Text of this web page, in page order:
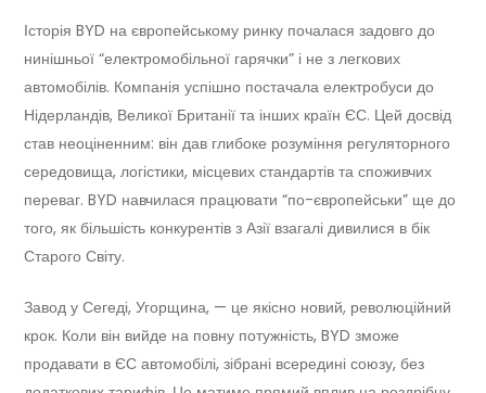
Історія BYD на європейському ринку почалася задовго до
нинішньої “електромобільної гарячки” і не з легкових
автомобілів. Компанія успішно постачала електробуси до
Нідерландів, Великої Британії та інших країн ЄС. Цей досвід
став неоціненним: він дав глибоке розуміння регуляторного
середовища, логістики, місцевих стандартів та споживчих
переваг. BYD навчилася працювати “по-європейськи” ще до
того, як більшість конкурентів з Азії взагалі дивилися в бік
Старого Світу.
Завод у Сегеді, Угорщина, — це якісно новий, революційний
крок. Коли він вийде на повну потужність, BYD зможе
продавати в ЄС автомобілі, зібрані всередині союзу, без